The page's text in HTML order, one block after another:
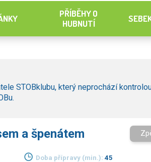
PŘÍBĚHY O
HUBNUTÍ
STOBklubu, který neprochází
a špenátem
Doba přípravy (min.): 45